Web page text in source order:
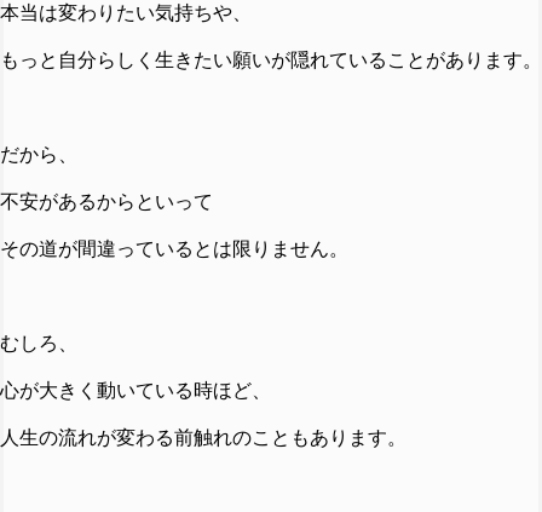
本当は変わりたい気持ちや、
もっと自分らしく生きたい願いが隠れていることがあります。
だから、
不安があるからといって
その道が間違っているとは限りません。
むしろ、
心が大きく動いている時ほど、
人生の流れが変わる前触れのこともあります。